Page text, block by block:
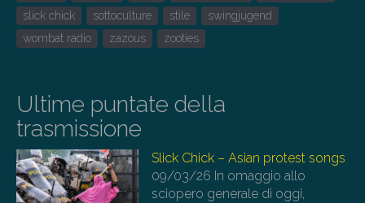
slick chick
sottoculture stile
swingjugend
wombat radio
zazous zooties
Ultime puntate della
trasmissione
Slick Chick – Asian protest songs
09/03/26 In omaggio allo
sciopero generale di oggi,